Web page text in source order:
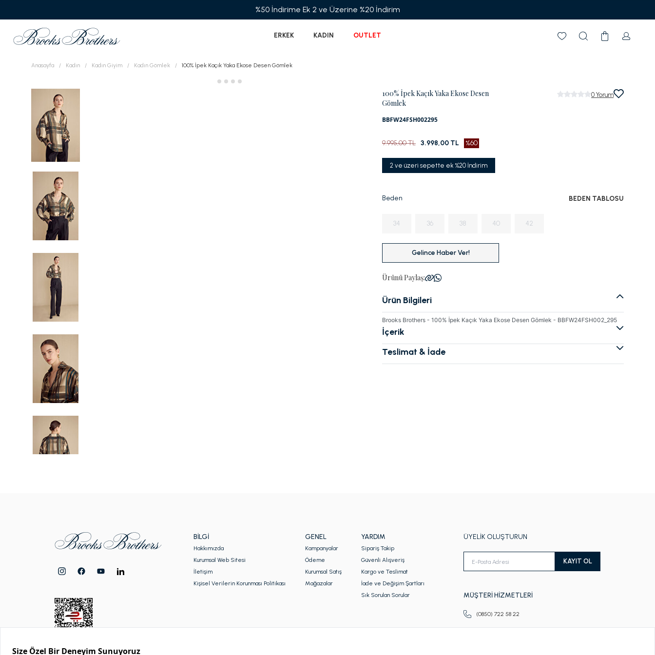
ERKEK KADIN OUTLET
Anasayfa Kadın Kadın Giyim Kadın Gömlek 100% İpek Kaçık Yaka Ekose Desen Gömlek
100% İpek Kaçık Yaka Ekose Desen
Gömlek
BBFW24FSH002295
0 Yorum
9.995,00 TL 3.998,00 TL %60
2 ve üzeri sepette ek %20 İndirim
Beden BEDEN TABLOSU
34 36 38 40 42
Gelince Haber Ver!
Ürünü Paylaş:
Ürün Bilgileri
Brooks Brothers - 100% İpek Kaçık Yaka Ekose Desen Gömlek - BBFW24FSH002_295
İçerik
Teslimat & İade
BILGI
Hakkımızda
Kurumsal Web Sitesi
İletişim
Kişisel Verilerin Korunması Politikası
GENEL
Kampanyalar
Ödeme
Kurumsal Satış
Mağazalar
YARDIM
Sipariş Takip
Güvenli Alışveriş
Kargo ve Teslimat
İade ve Değişim Şartları
Sık Sorulan Sorular
ÜYELİK OLUŞTURUN
KAYIT OL
MÜŞTERİ HİZMETLERİ
(0850) 722 58 22